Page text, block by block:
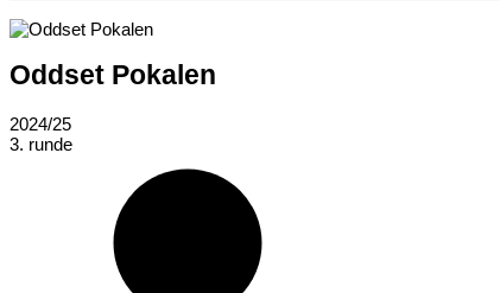
Oddset Pokalen
2024/25
3. runde